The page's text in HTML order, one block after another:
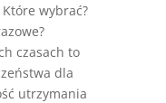
wybrać?
czasach to
dla
utrzymania